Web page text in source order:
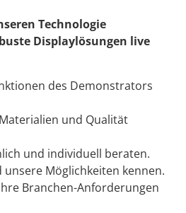
Technologie
Displaylösungen live
des Demonstrators
und Qualität
und individuell beraten.
unsere Möglichkeiten kennen.
Branchen-Anforderungen